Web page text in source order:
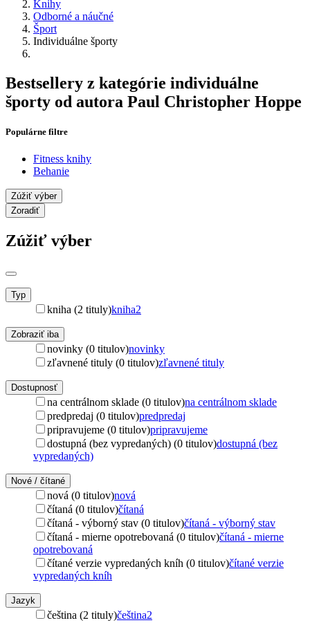
Knihy
Odborné a náučné
Šport
Individuálne športy
Bestsellery z kategórie individuálne
športy od autora Paul Christopher Hoppe
Populárne filtre
Fitness knihy
Behanie
Zúžiť výber
Zoradiť
Zúžiť výber
Typ
kniha (2 tituly)kniha2
Zobraziť iba
novinky (0 titulov)novinky
zľavnené tituly (0 titulov)zľavnené tituly
Dostupnosť
na centrálnom sklade (0 titulov)na centrálnom sklade
predpredaj (0 titulov)predpredaj
pripravujeme (0 titulov)pripravujeme
dostupná (bez vypredaných) (0 titulov)dostupná (bez
vypredaných)
Nové / čítané
nová (0 titulov)nová
čítaná (0 titulov)čítaná
čítaná - výborný stav (0 titulov)čítaná - výborný stav
čítaná - mierne opotrebovaná (0 titulov)čítaná - mierne
opotrebovaná
čítané verzie vypredaných kníh (0 titulov)čítané verzie
vypredaných kníh
Jazyk
čeština (2 tituly)čeština2